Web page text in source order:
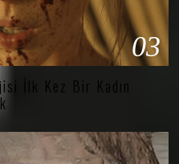
03
İlk Kez Bir Kadın